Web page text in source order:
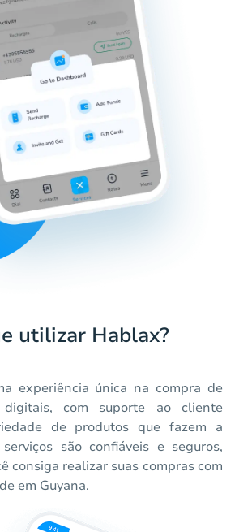
utilizar Hablax?
experiência única na compra de
digitais, com suporte ao cliente
de produtos que fazem a
são confiáveis e seguros,
consiga realizar suas compras com
em Guyana.